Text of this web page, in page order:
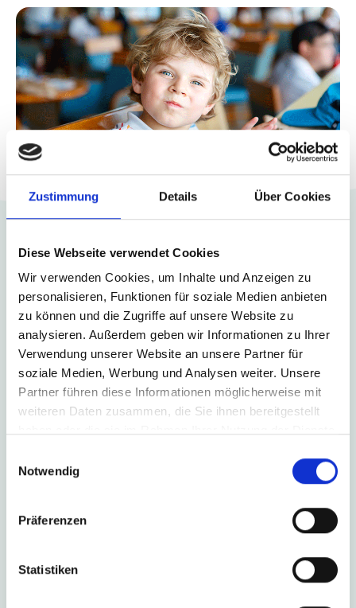
Zustimmung Details Über Cookies
Diese Webseite verwendet Cookies
Wir verwenden Cookies, um Inhalte und Anzeigen zu
personalisieren, Funktionen für soziale Medien anbieten
zu können und die Zugriffe auf unsere Website zu
analysieren. Außerdem geben wir Informationen zu Ihrer
Verwendung unserer Website an unsere Partner für
soziale Medien, Werbung und Analysen weiter. Unsere
Partner führen diese Informationen möglicherweise mit
weiteren Daten zusammen, die Sie ihnen bereitgestellt
Notwendig
Präferenzen
Statistiken
Menüplanung für
Schulen und
Kindergärten
digitalisieren – so geht’s!
Mit Hilfe unserer digitalen Werkzeuge habt ihr den kompletten
Prozess der Schulverpflegung einfach und zuverlässig im
werden effizient integriert und verzahnt. Erfahrene
Ernährungswissenschaftlerinnen und -wissenschaftler
Anforderungen der Schulverpflegung und stehen euch mit